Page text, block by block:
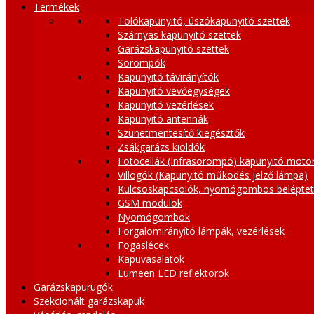
Termékek
Tolókapunyitó, úszókapunyitó szettek
Szárnyas kapunyitó szettek
Garázskapunyitó szettek
Sorompók
Kapunyitó távirányítók
Kapunyitó vevőegységek
Kapunyitó vezérlések
Kapunyitó antennák
Szünetmentesítő kiegésztők
Zsákgarázs kioldók
Fotocellák (Infrasorompó) kapunyitó
Villogók (Kapunyitó működés jelző lámpa)
Kulcsoskapcsolók, nyomógombos
GSM modulok
Nyomógombok
Forgalomirányító lámpák, vezérlések
Fogaslécek
Kapuvasalatok
Lumeen LED reflektorok
Garázskapurugók
Szekcionált garázskapuk